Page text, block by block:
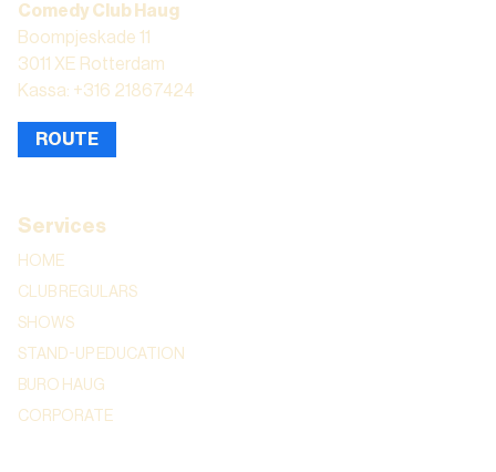
Comedy Club Haug
Boompjeskade 11
3011 XE Rotterdam
Kassa: +316 21867424
ROUTE
Services
HOME
CLUB REGULARS
SHOWS
STAND-UP EDUCATION
BURO HAUG
CORPORATE